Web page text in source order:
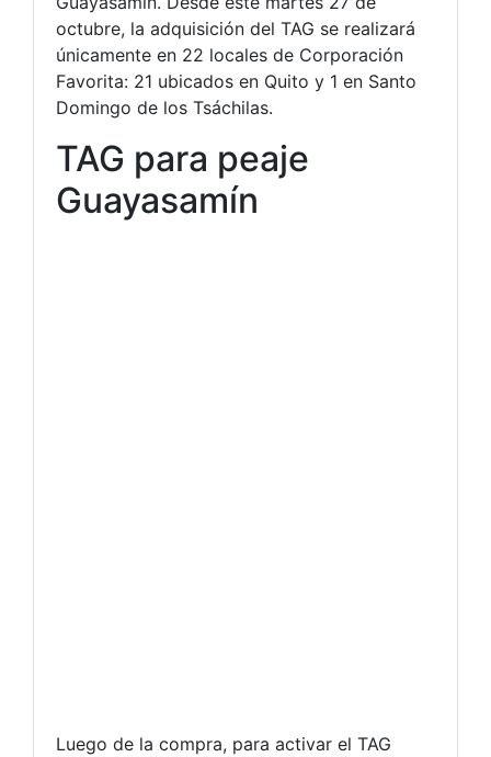
octubre, la adquisición del TAG se realizará
únicamente en 22 locales de Corporación
Favorita: 21 ubicados en Quito y 1 en Santo
Domingo de los Tsáchilas.
TAG para peaje
Guayasamín
Luego de la compra, para activar el TAG